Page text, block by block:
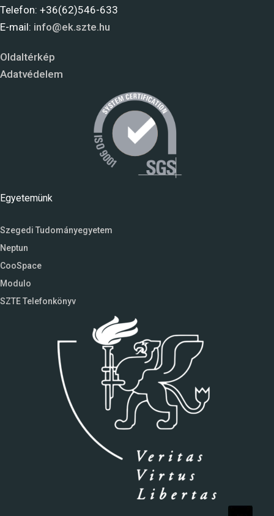
Telefon: +36(62)546-633
E-mail: info@ek.szte.hu
Oldaltérkép
Adatvédelem
Egyetemünk
Szegedi Tudományegyetem
Neptun
CooSpace
Modulo
SZTE Telefonkönyv